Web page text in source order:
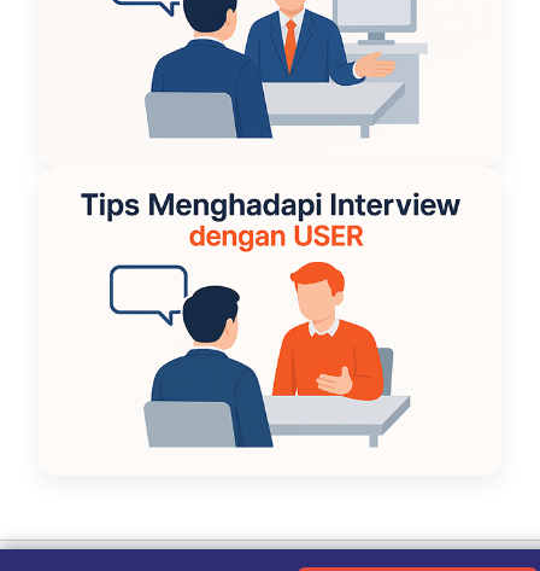
Kebijakan Privasi|Tentang Kami|